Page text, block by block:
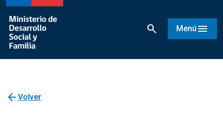
search Menú menu
arrow_back Volver